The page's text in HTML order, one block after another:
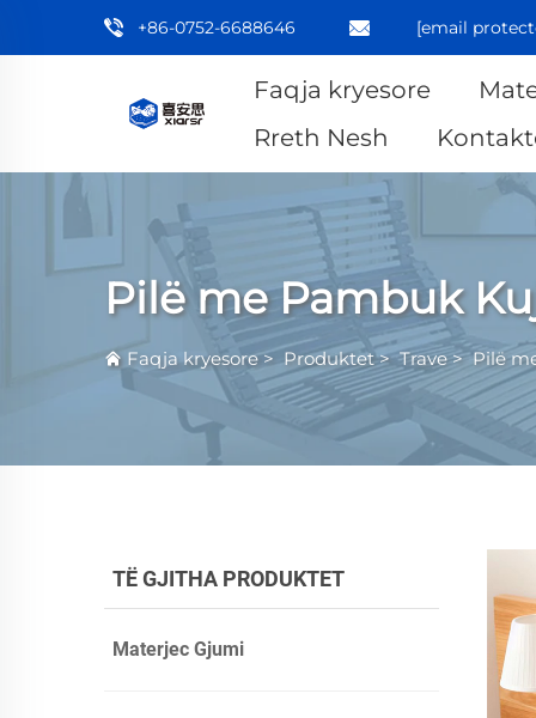
+86-0752-6688646 [email
Faqja kryesore
Rreth Nesh
Pilë me Pambuk
Faqja kryesore> Produktet>Trave>Pilë
TË GJITHA PRODUKTET
Materjec Gjumi